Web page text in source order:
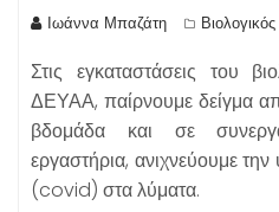
Ιωάννα Μπαζάτη Βιολογικός
Στις εγκαταστάσεις του
ΔΕΥΑΑ, παίρνουμε δείγμα
βδομάδα και σε
εργαστήρια, ανιχνεύουμε
(covid) στα λύματα.